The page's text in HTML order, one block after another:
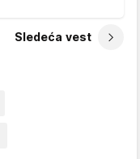
Sledeća vest